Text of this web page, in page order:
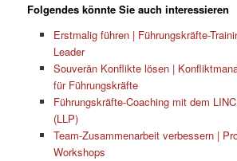
Folgendes könnte Sie auch interessieren
Erstmalig führen | Führungskräfte-
Leader
Souverän Konflikte lösen |
für Führungskräfte
Führungskräfte-Coaching mit dem
(LLP)
Team-Zusammenarbeit verbessern |
Workshops